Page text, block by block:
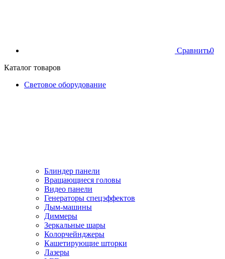
Сравнить0
Каталог товаров
Световое оборудование
Блиндер панели
Вращающиеся головы
Видео панели
Генераторы спецэффектов
Дым-машины
Диммеры
Зеркальные шары
Колорчейнджеры
Кашетирующие шторки
Лазеры